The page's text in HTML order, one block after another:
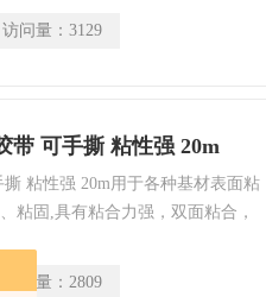
访问量： 3129
带 可手撕 粘性强 20m
粘性强 20m用于各种基材表面粘
粘固,具有粘合力强，双面粘合，
访问量： 2809